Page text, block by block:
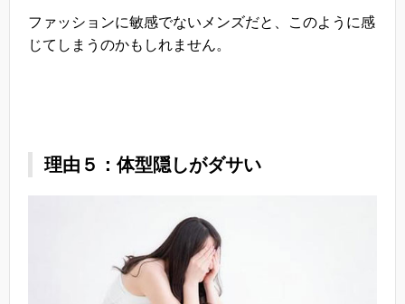
ファッションに敏感でないメンズだと、このように感
じてしまうのかもしれません。
理由５：体型隠しがダサい